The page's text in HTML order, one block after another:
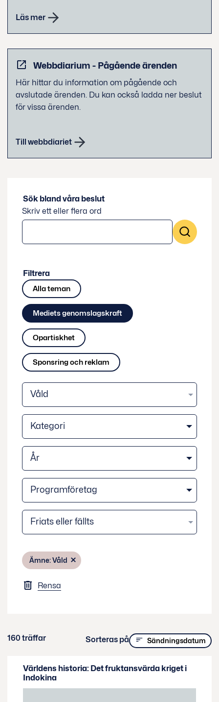
Läs mer
Webbdiarium - Pågående ärenden
Här hittar du information om pågående och
avslutade ärenden. Du kan också ladda ner beslut
för vissa ärenden.
Till webbdiariet
Sök bland våra beslut
Skriv ett eller flera ord
Filtrera
Alla teman
Mediets genomslagskraft
Opartiskhet
Sponsring och reklam
Kategori
År
Programföretag
Ämne: Våld
Rensa
160 träffar Sorteras på Sändningsdatum
Världens historia: Det fruktansvärda kriget i
Indokina